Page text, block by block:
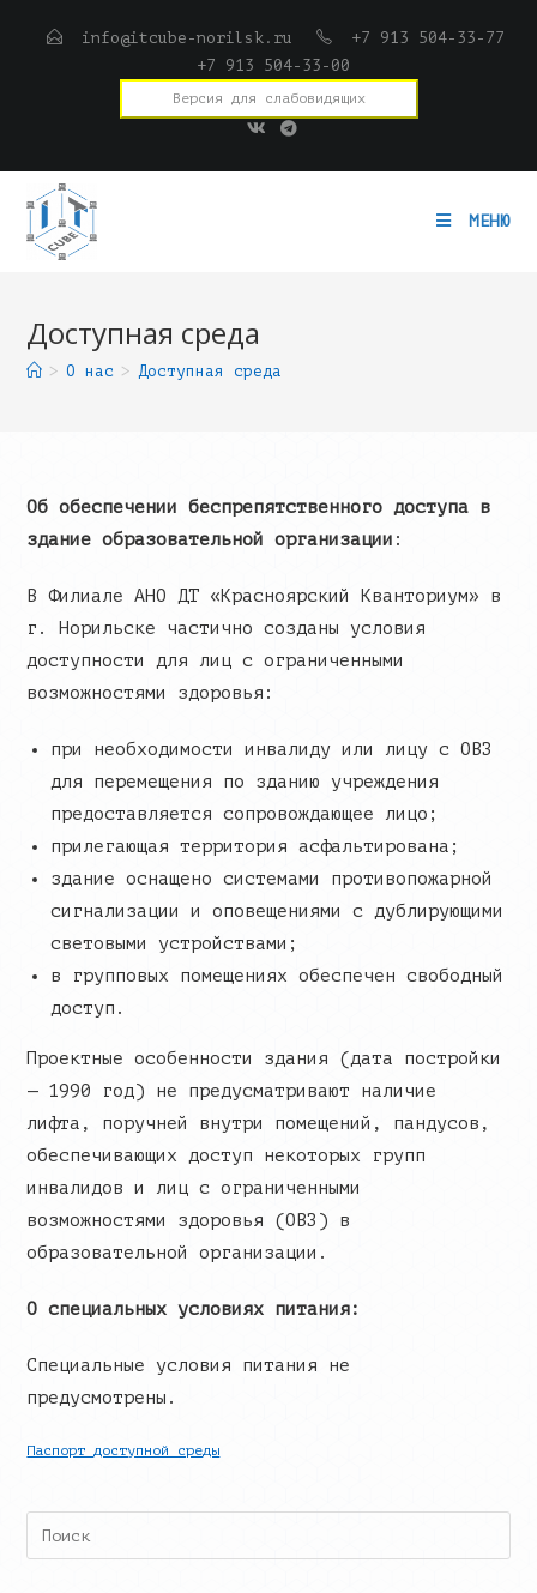
info@itcube-norilsk.ru
+7 913 504-33-77
+7 913 504-33-00
Версия для слабовидящих
МЕНЮ
Доступная среда
> О нас > Доступная среда
Об обеспечении беспрепятственного доступа в
здание образовательной организации :
В Филиале АНО ДТ «Красноярский Кванториум» в
г. Норильске частично созданы условия
доступности для лиц с ограниченными
возможностями здоровья:
при необходимости инвалиду или лицу с ОВЗ
для перемещения по зданию учреждения
предоставляется сопровождающее лицо;
прилегающая территория асфальтирована;
здание оснащено системами противопожарной
сигнализации и оповещениями с дублирующими
световыми устройствами;
в групповых помещениях обеспечен свободный
доступ.
Проектные особенности здания (дата постройки
— 1990 год) не предусматривают наличие
лифта, поручней внутри помещений, пандусов,
обеспечивающих доступ некоторых групп
инвалидов и лиц с ограниченными
возможностями здоровья (ОВЗ) в
образовательной организации.
О специальных условиях питания:
Специальные условия питания не
предусмотрены.
Паспорт доступной среды
Search
this